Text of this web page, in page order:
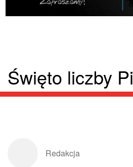
Święto liczby Pi
Redakcja